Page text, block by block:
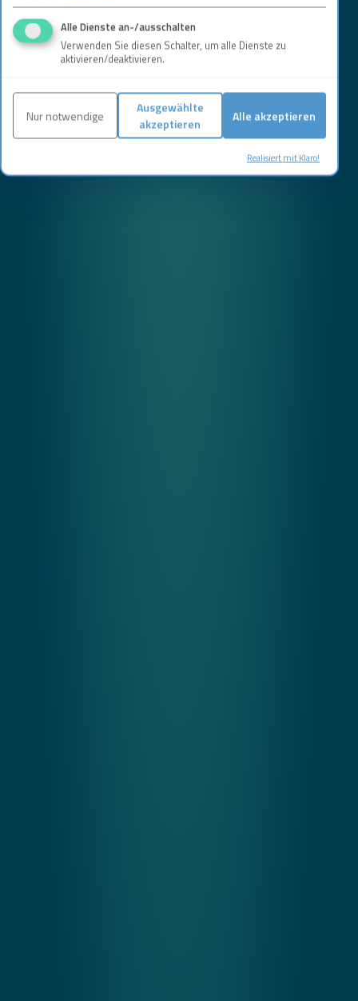
Alle Dienste an-/ausschalten
Verwenden Sie diesen Schalter, um alle Dienste zu
aktivieren/deaktivieren.
Nur notwendige
Ausgewählte
akzeptieren
Alle akzeptieren
Realisiert mit Klaro!